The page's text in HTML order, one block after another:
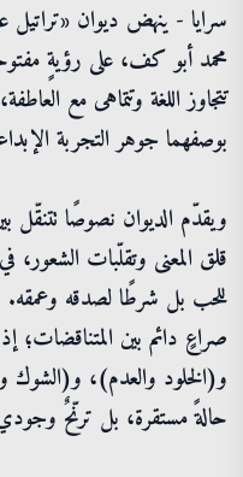
سرايا - ينهض ديوان
محمد أبو كف، على رؤيةٍ
تتجاوز اللغة وتتماهى مع
بوصفهما جوهر التجربة
ويقدّم الديوان نصوصًا تتنقّل
قلق المعنى وتقلّبات
للحب بل شرطًا لصدقه وعمقه.
صراعٍ دائم بين المتناقضات؛
و(الخلود والعدم)،
حالةً مستقرة، بل ترنّحٌ